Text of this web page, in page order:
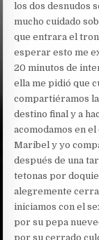
los dos desnudos
mucho cuidado
que entrara el
esperar esto me
20 minutos de
ella me pidió que
compartiéramos
destino final y a
acomodamos en
Maribel y yo
después de una
tetonas por
alegremente
iniciamos con el
por su pepa
por su cerrado